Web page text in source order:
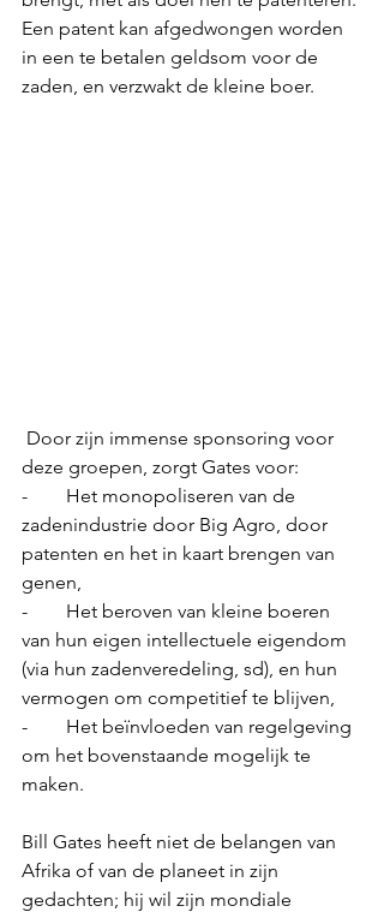
Een patent kan afgedwongen worden
in een te betalen geldsom voor de
zaden, en verzwakt de kleine boer.
Door zijn immense sponsoring voor
deze groepen, zorgt Gates voor:
-        Het monopoliseren van de
zadenindustrie door Big Agro, door
patenten en het in kaart brengen van
genen,
-        Het beroven van kleine boeren
van hun eigen intellectuele eigendom
(via hun zadenveredeling, sd), en hun
vermogen om competitief te blijven,
-        Het beïnvloeden van regelgeving
om het bovenstaande mogelijk te
maken.
Bill Gates heeft niet de belangen van
Afrika of van de planeet in zijn
gedachten; hij wil zijn mondiale